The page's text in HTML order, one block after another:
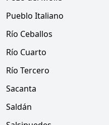
Pueblo Italiano
Río Ceballos
Río Cuarto
Río Tercero
Sacanta
Saldán